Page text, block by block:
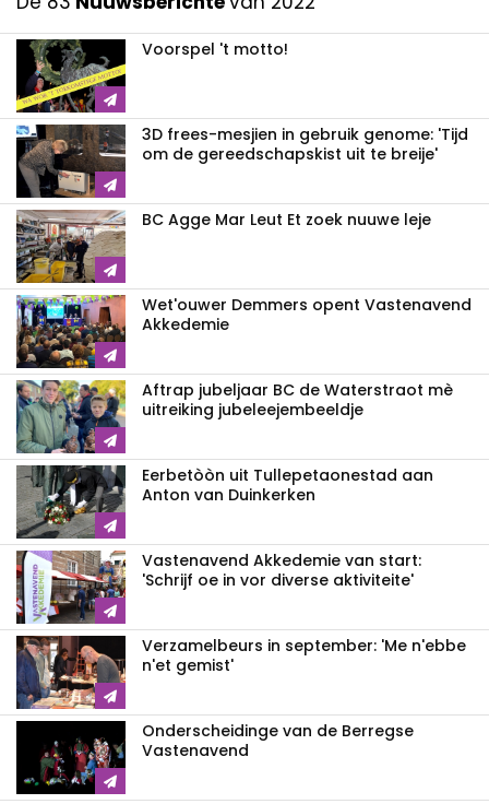
Voorspel 't motto!
3D frees-mesjien in gebruik genome: 'Tijd
om de gereedschapskist uit te breije'
BC Agge Mar Leut Et zoek nuuwe leje
Wet'ouwer Demmers opent Vastenavend
Akkedemie
Aftrap jubeljaar BC de Waterstraot mè
uitreiking jubeleejembeeldje
Eerbetòòn uit Tullepetaonestad aan
Anton van Duinkerken
Vastenavend Akkedemie van start:
'Schrijf oe in vor diverse aktiviteite'
Verzamelbeurs in september: 'Me n'ebbe
n'et gemist'
Onderscheidinge van de Berregse
Vastenavend